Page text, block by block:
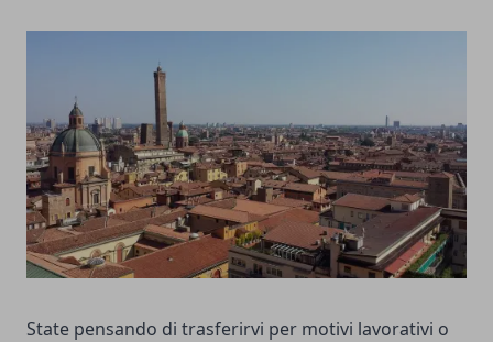
State pensando di trasferirvi per motivi lavorativi o